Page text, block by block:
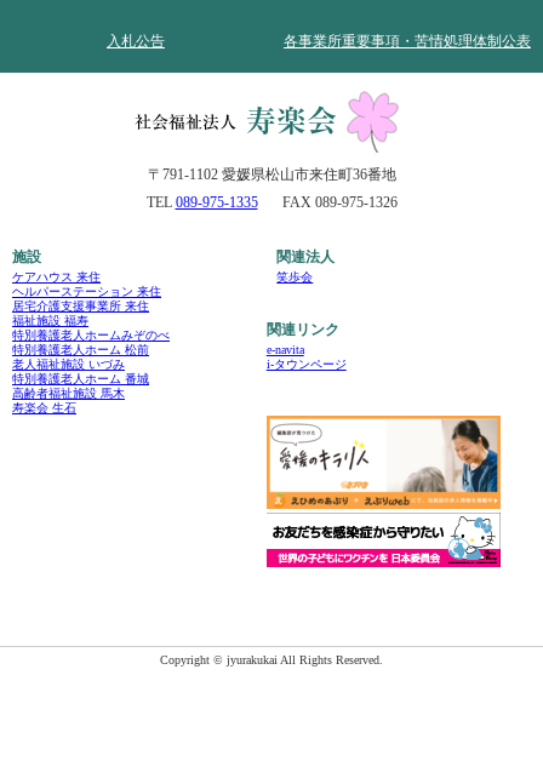
入札公告 各事業所重要事項・苦情処理体制公表
〒791-1102 愛媛県松山市来住町36番地
TEL 089-975-1335 FAX 089-975-1326
施設
ケアハウス 来住
ヘルパーステーション 来住
居宅介護支援事業所 来住
福祉施設 福寿
特別養護老人ホームみぞのべ
特別養護老人ホーム 松前
老人福祉施設 いづみ
特別養護老人ホーム 番城
高齢者福祉施設 馬木
寿楽会 生石
関連法人
笑歩会
関連リンク
e-navita
i-タウンページ
Copyright © jyurakukai All Rights Reserved.